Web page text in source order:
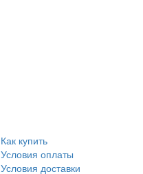
Как купить
Условия оплаты
Условия доставки